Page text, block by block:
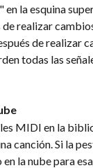
la esquina
realizar
de realizar
todas las
MIDI en la
canción. Si la
la nube para